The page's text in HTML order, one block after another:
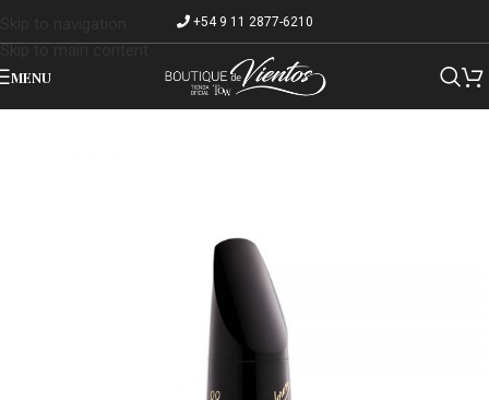
Skip to main content
+54 9 11 2877-6210
MENU